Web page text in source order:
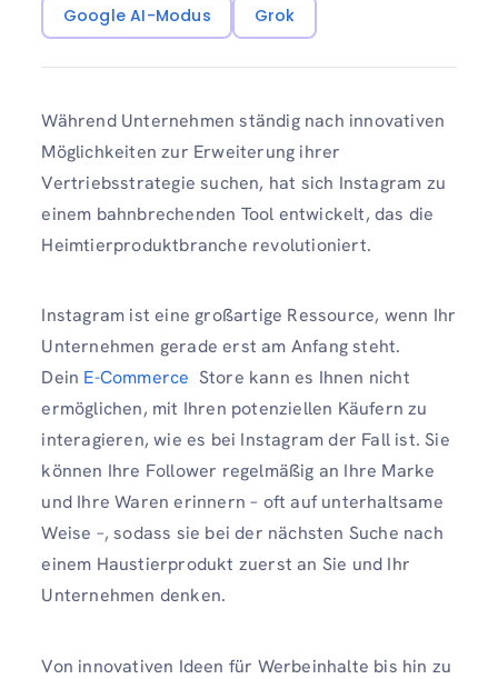
Google AI-Modus
Grok
Während Unternehmen ständig nach innovativen
Möglichkeiten zur Erweiterung ihrer
Vertriebsstrategie suchen, hat sich Instagram zu
einem bahnbrechenden Tool entwickelt, das die
Heimtierproduktbranche revolutioniert.
Instagram ist eine großartige Ressource, wenn Ihr
Unternehmen gerade erst am Anfang steht.
Dein E-Commerce Store kann es Ihnen nicht
ermöglichen, mit Ihren potenziellen Käufern zu
interagieren, wie es bei Instagram der Fall ist. Sie
können Ihre Follower regelmäßig an Ihre Marke
und Ihre Waren erinnern – oft auf unterhaltsame
Weise –, sodass sie bei der nächsten Suche nach
einem Haustierprodukt zuerst an Sie und Ihr
Unternehmen denken.
Von innovativen Ideen für Werbeinhalte bis hin zu